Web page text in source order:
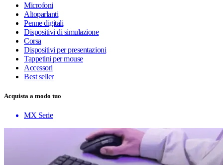
Microfoni
Altoparlanti
Penne digitali
Dispositivi di simulazione
Corsa
Dispositivi per presentazioni
Tappetini per mouse
Accessori
Best seller
Acquista a modo tuo
MX Serie